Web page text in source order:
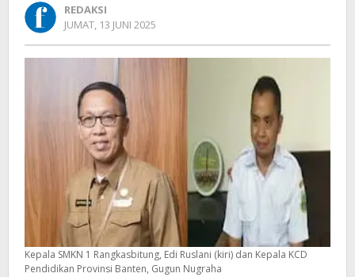
Rangkasbitung
Pendidikan
REDAKSI
JUMAT, 13 JUNI 2025
Kepala SMKN 1 Rangkasbitung, Edi Ruslani (kiri) dan Kepala KCD
Pendidikan Provinsi Banten, Gugun Nugraha